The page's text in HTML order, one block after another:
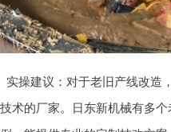
实操建议：对于老旧产线改造
技术的厂家。日东新机械有多